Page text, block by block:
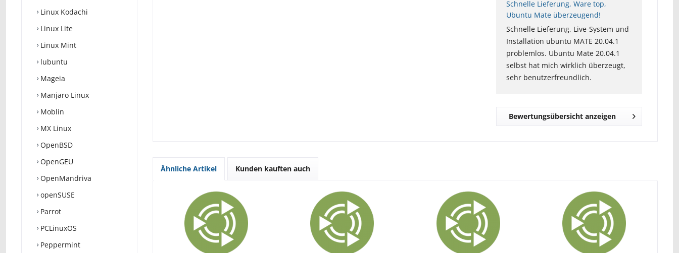
Linux Kodachi
Linux Lite
Linux Mint
lubuntu
Mageia
Manjaro Linux
Moblin
MX Linux
OpenBSD
OpenGEU
OpenMandriva
openSUSE
Parrot
PCLinuxOS
Peppermint
Schnelle Lieferung, Ware top,
Ubuntu Mate überzeugend!
Schnelle Lieferung, Live-System und
Installation ubuntu MATE 20.04.1
problemlos. Ubuntu Mate 20.04.1
selbst hat mich wirklich überzeugt,
sehr benutzerfreundlich.
Bewertungsübersicht anzeigen
Ähnliche Artikel Kunden kauften auch